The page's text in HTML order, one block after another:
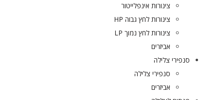
צינורות אינפלייטור
צינורות לחץ גבוה HP
צינורות לחץ נמוך LP
אביזרים
סנפירי צלילה
סנפירי צלילה
אביזרים